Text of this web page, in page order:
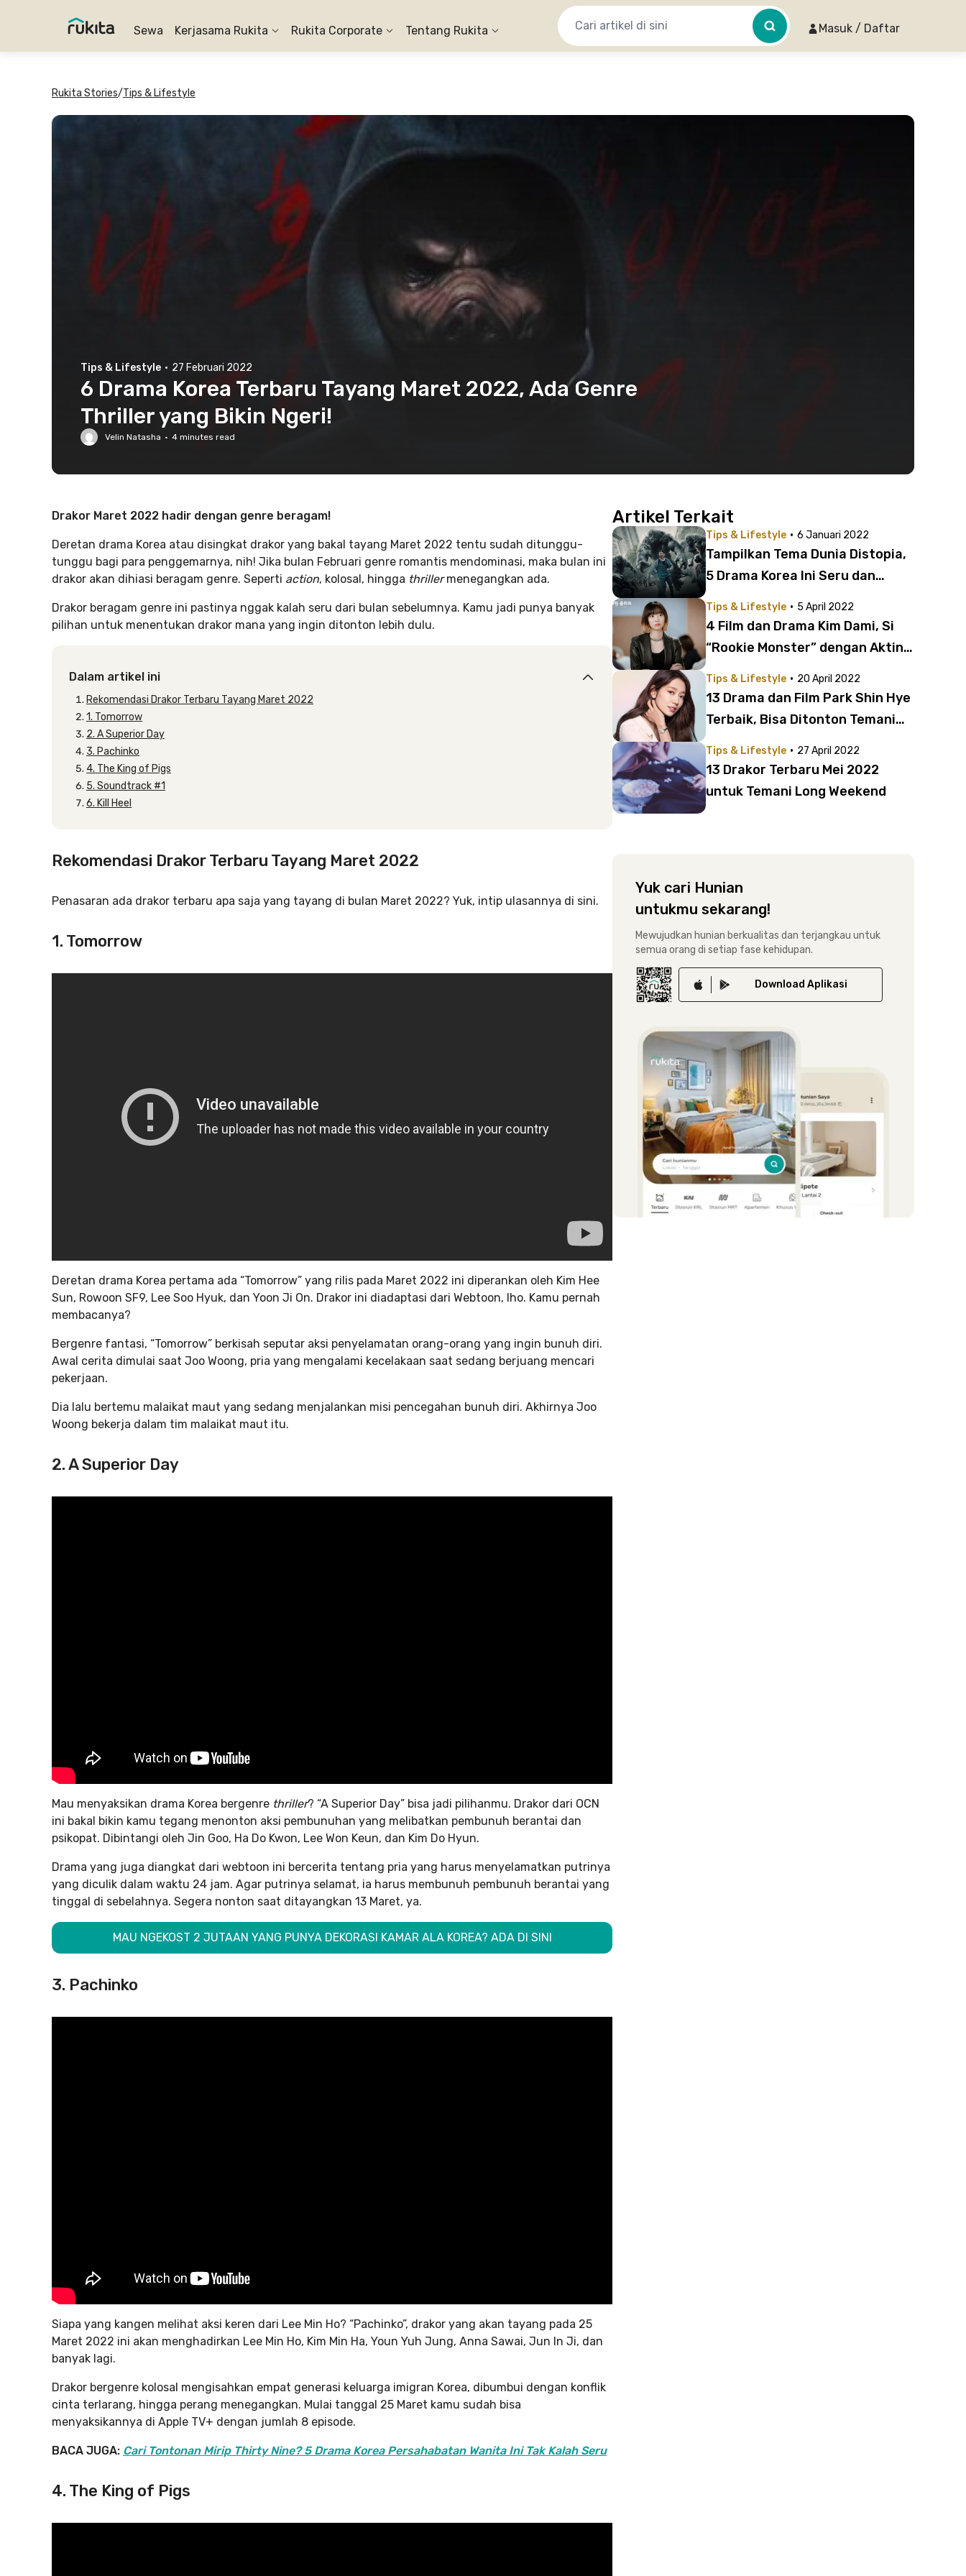
Sewa Kerjasama Rukita Rukita Corporate Tentang Rukita Masuk / Daftar
Rukita Stories/Tips & Lifestyle
Tips & Lifestyle · 27 Februari 2022
6 Drama Korea Terbaru Tayang Maret 2022, Ada Genre
Thriller yang Bikin Ngeri!
Velin Natasha · 4 minutes read
Drakor Maret 2022 hadir dengan genre beragam!
Deretan drama Korea atau disingkat drakor yang bakal tayang Maret 2022 tentu sudah ditunggu-
tunggu bagi para penggemarnya, nih! Jika bulan Februari genre romantis mendominasi, maka bulan ini
drakor akan dihiasi beragam genre. Seperti action, kolosal, hingga thrillermenegangkan ada.
Drakor beragam genre ini pastinya nggak kalah seru dari bulan sebelumnya. Kamu jadi punya banyak
pilihan untuk menentukan drakor mana yang ingin ditonton lebih dulu.
Dalam artikel ini
Rekomendasi Drakor Terbaru Tayang Maret 2022
1. Tomorrow
2. A Superior Day
3. Pachinko
4. The King of Pigs
5. Soundtrack #1
6. Kill Heel
Rekomendasi Drakor Terbaru Tayang Maret 2022
Penasaran ada drakor terbaru apa saja yang tayang di bulan Maret 2022? Yuk, intip ulasannya di sini.
1. Tomorrow
Deretan drama Korea pertama ada “Tomorrow” yang rilis pada Maret 2022 ini diperankan oleh Kim Hee
Sun, Rowoon SF9, Lee Soo Hyuk, dan Yoon Ji On. Drakor ini diadaptasi dari Webtoon, lho. Kamu pernah
membacanya?
Bergenre fantasi, “Tomorrow” berkisah seputar aksi penyelamatan orang-orang yang ingin bunuh diri.
Awal cerita dimulai saat Joo Woong, pria yang mengalami kecelakaan saat sedang berjuang mencari
pekerjaan.
Dia lalu bertemu malaikat maut yang sedang menjalankan misi pencegahan bunuh diri. Akhirnya Joo
Woong bekerja dalam tim malaikat maut itu.
2. A Superior Day
Mau menyaksikan drama Korea bergenre thriller? “A Superior Day” bisa jadi pilihanmu. Drakor dari OCN
ini bakal bikin kamu tegang menonton aksi pembunuhan yang melibatkan pembunuh berantai dan
psikopat. Dibintangi oleh Jin Goo, Ha Do Kwon, Lee Won Keun, dan Kim Do Hyun.
Drama yang juga diangkat dari webtoon ini bercerita tentang pria yang harus menyelamatkan putrinya
yang diculik dalam waktu 24 jam. Agar putrinya selamat, ia harus membunuh pembunuh berantai yang
tinggal di sebelahnya. Segera nonton saat ditayangkan 13 Maret, ya.
MAU NGEKOST 2 JUTAAN YANG PUNYA DEKORASI KAMAR ALA KOREA? ADA DI SINI
3. Pachinko
Siapa yang kangen melihat aksi keren dari Lee Min Ho? “Pachinko”, drakor yang akan tayang pada 25
Maret 2022 ini akan menghadirkan Lee Min Ho, Kim Min Ha, Youn Yuh Jung, Anna Sawai, Jun In Ji, dan
banyak lagi.
Drakor bergenre kolosal mengisahkan empat generasi keluarga imigran Korea, dibumbui dengan konflik
cinta terlarang, hingga perang menegangkan. Mulai tanggal 25 Maret kamu sudah bisa
menyaksikannya di Apple TV+ dengan jumlah 8 episode.
BACA JUGA: Cari Tontonan Mirip Thirty Nine? 5 Drama Korea Persahabatan Wanita Ini Tak Kalah Seru
4. The King of Pigs
Artikel Terkait
Tips & Lifestyle · 6 Januari 2022
Tampilkan Tema Dunia Distopia,
5 Drama Korea Ini Seru dan
Tips & Lifestyle · 5 April 2022
4 Film dan Drama Kim Dami, Si
“Rookie Monster” dengan Akting
Tips & Lifestyle · 20 April 2022
13 Drama dan Film Park Shin Hye
Terbaik, Bisa Ditonton Temani
Tips & Lifestyle · 27 April 2022
13 Drakor Terbaru Mei 2022
untuk Temani Long Weekend
Yuk cari Hunian
untukmu sekarang!
Mewujudkan hunian berkualitas dan terjangkau untuk
semua orang di setiap fase kehidupan.
Download Aplikasi